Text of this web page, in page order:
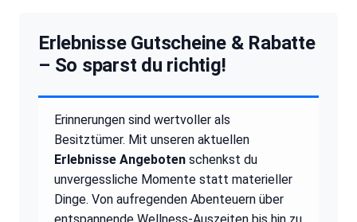
Erlebnisse Gutscheine & Rabatte
– So sparst du richtig!
Erinnerungen sind wertvoller als
Besitztümer. Mit unseren aktuellen
Erlebnisse Angeboten schenkst du
unvergessliche Momente statt materieller
Dinge. Von aufregenden Abenteuern über